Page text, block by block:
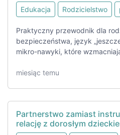
Edukacja Rodzicielstwo
Praktyczny przewodnik dla
bezpieczeństwa, język
mikro-nawyki, które
miesiąc temu
Partnerstwo zamiast
relację z dorosłym